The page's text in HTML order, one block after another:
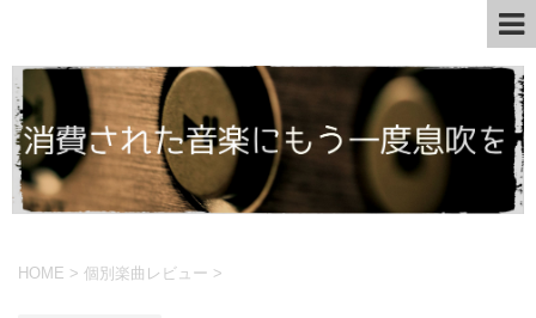
HOME > 個別楽曲レビュー >